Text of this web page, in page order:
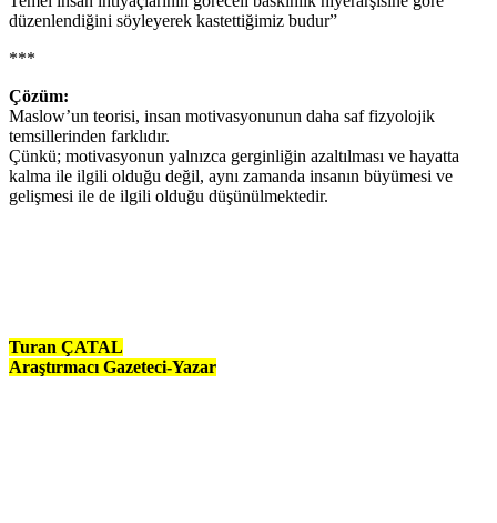
düzenlendiğini söyleyerek kastettiğimiz budur”
***
Çözüm:
Maslow’un teorisi, insan motivasyonunun daha saf fizyolojik
temsillerinden farklıdır.
Çünkü; motivasyonun yalnızca gerginliğin azaltılması ve hayatta
kalma ile ilgili olduğu değil, aynı zamanda insanın büyümesi ve
gelişmesi ile de ilgili olduğu düşünülmektedir.
Turan ÇATAL
Araştırmacı Gazeteci-Yazar